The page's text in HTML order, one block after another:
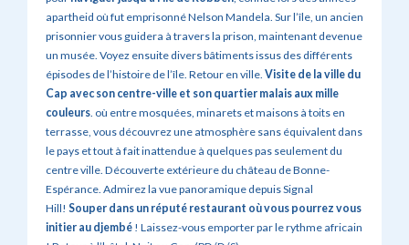
apartheid où fut emprisonné Nelson Mandela. Sur l’île, un ancien
prisonnier vous guidera à travers la prison, maintenant devenue
un musée. Voyez ensuite divers bâtiments issus des différents
épisodes de l’histoire de l’île. Retour en ville. Visite de la ville du
Cap avec son centre-ville et son quartier malais aux mille
couleurs. où entre mosquées, minarets et maisons à toits en
terrasse, vous découvrez une atmosphère sans équivalent dans
le pays et tout à fait inattendue à quelques pas seulement du
centre ville. Découverte extérieure du château de Bonne-
Espérance. Admirez la vue panoramique depuis Signal
Hill! Souper dans un réputé restaurant où vous pourrez vous
initier au djembé ! Laissez-vous emporter par le rythme africain